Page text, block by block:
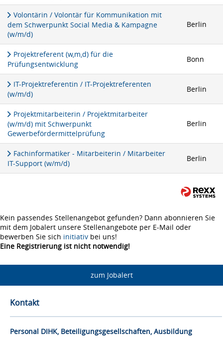
Volontärin / Volontär für Kommunikation mit
dem Schwerpunkt Social Media & Kampagne
(w/m/d)
Berlin
Projektreferent (w,m,d) für die
Prüfungsentwicklung
Bonn
IT-Projektreferentin / IT-Projektreferenten
(w/m/d)
Berlin
Projektmitarbeiterin / Projektmitarbeiter
(w/m/d) mit Schwerpunkt
Gewerbefördermittelprüfung
Berlin
Fachinformatiker - Mitarbeiterin / Mitarbeiter
IT-Support (w/m/d)
Berlin
Kein passendes Stellenangebot gefunden? Dann abonnieren Sie
mit dem Jobalert unsere Stellenangebote per E-Mail oder
bewerben Sie sich initiativ bei uns!
Eine Registrierung ist nicht notwendig!
zum Jobalert
Kontakt
Personal DIHK, Beteiligungsgesellschaften, Ausbildung